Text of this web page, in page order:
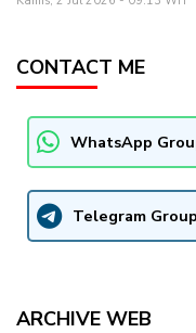
CONTACT ME
WhatsApp
Telegram Group
ARCHIVE WEB